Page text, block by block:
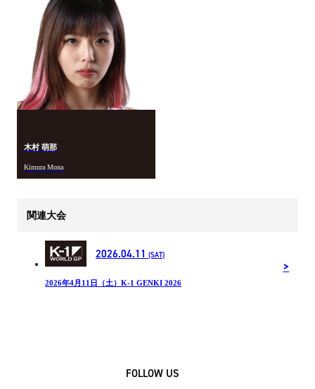
木村 萌那
Kimura Mona
関連大会
2026.04.11 (SAT)
2026年4月11日（土）K-1 GENKI 2026
FOLLOW US